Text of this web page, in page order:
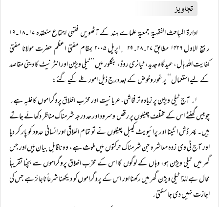
تجاویز
ادارۃ المباحث الفقہیۃ جمعیۃ علماے ہند کے آٹھویں فقہی اجتماع منعقدہ ۱۷۔۱۸۔۱۹
ربیع الاول ۱۴۲۶ مطابق ۲۷۔۲۸۔۲۹ ؍اپریل ۲۰۰۵ بمقام مفتی اعظم حضرت مولانا مفتی
کفایت اللہ ہال، عید گاہ جدید، ٹیانری روڈ، بنگلور میں ’’ٹیلی ویژن اور انٹر نیٹ کا دینی مقاصد
کے لیے استعمال‘‘ پر غور وخوض کے بعد درج ذیل امور طے کیے گئے:
۱۔ آج ٹیلی ویژن پر زیادہ تر فحاشی، عریانیت اور مخرب اخلاق پروگراموں کا غلبہ ہے۔
چوبیس گھنٹے اس کے مختلف چینلوں پر رقص وسرود اور حد درجہ شرمناک مناظر دکھائے جاتے
ہیں۔ پھر ڈش انٹینا اور پرائیویٹ کیبل چینلوں نے تو تمام اخلاقی اور انسانی حدود کو پار کر دیا
اور آج ٹی وی زدہ معاشرہ جن شرمناک حرکتوں میں ملوث ہے، وہ ناقابل بیان ہیں اور جس
گھر میں ٹیلی ویژن ہو، وہاں کے لوگوں کا اس کے مخرب اخلاق پروگراموں سے بچنا تقریباً
محال ہے لہٰذا ٹیلی ویژن گھر میں رکھنا اور اس کے پروگراموں کو دیکھنا شرعاً ناجائز ہے جس کی
اجازت نہیں دی جا سکتی۔